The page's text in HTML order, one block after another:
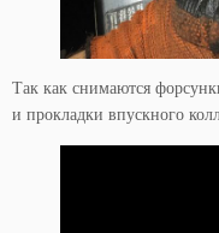
Так как снимаются
и прокладки впускного